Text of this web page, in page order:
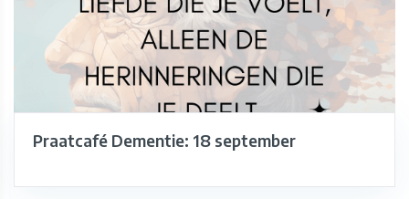
Praatcafé Dementie: 18 september